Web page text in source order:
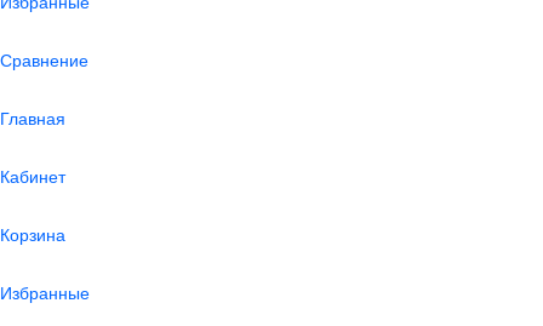
Сравнение
Главная
Кабинет
Корзина
Избранные